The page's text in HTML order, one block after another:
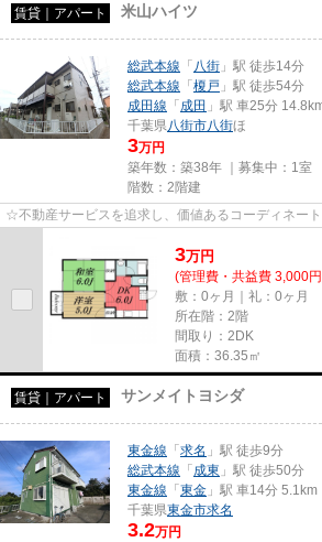
賃貸｜アパート 米山ハイツ
総武本線 「 八街 」駅 徒歩14分
総武本線 「榎戸 」駅 徒歩54分
成田線 「成田 」駅 車25分
千葉県 八街市八街ほ
3万円
築年数：築38年 ｜募集中： 1室
階数：2階建
☆不動産サービスを追求し、価値あるコーディネー
3万円
(管理費・共益費 3,000
敷：0ヶ月｜礼：0ヶ月
所在階：2階
間取り：2DK
面積：36.35㎡
賃貸｜アパート サンメイトヨシダ
東金線 「求名 」駅 徒歩9分
総武本線 「成東 」駅 徒歩50分
東金線 「東金 」駅 車14分 5.1km
千葉県東金市求名
3.2万円